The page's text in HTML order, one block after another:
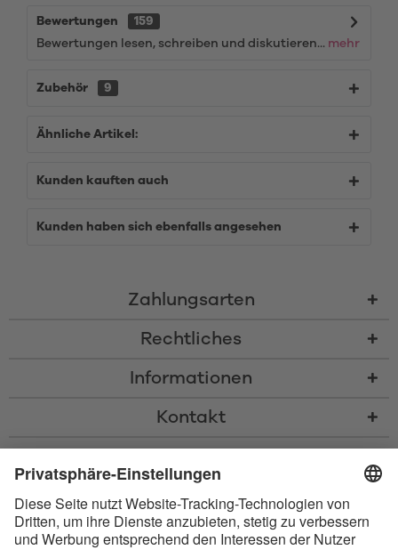
Bewertungen
159
Bewertungen lesen, schreiben und diskutieren... mehr
Zubehör 9
Ähnliche Artikel:
Kunden kauften auch
Kunden haben sich ebenfalls angesehen
Zahlungsarten
Rechtliches
Informationen
Kontakt
Nachnahmegebühren, wenn nicht anders beschrieben
und Eigentum der Bluetooth SIG, Inc. Die Nutzung dieser Marken durch
Satisfyer GmbH erfolgt unter Lizenz.